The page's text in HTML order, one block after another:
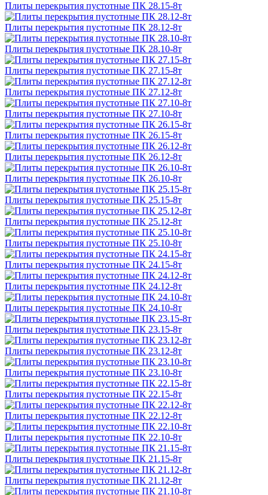
Плиты перекрытия пустотные ПК 28.15-8т
Плиты перекрытия пустотные ПК 28.12-8т
Плиты перекрытия пустотные ПК 28.10-8т
Плиты перекрытия пустотные ПК 27.15-8т
Плиты перекрытия пустотные ПК 27.12-8т
Плиты перекрытия пустотные ПК 27.10-8т
Плиты перекрытия пустотные ПК 26.15-8т
Плиты перекрытия пустотные ПК 26.12-8т
Плиты перекрытия пустотные ПК 26.10-8т
Плиты перекрытия пустотные ПК 25.15-8т
Плиты перекрытия пустотные ПК 25.12-8т
Плиты перекрытия пустотные ПК 25.10-8т
Плиты перекрытия пустотные ПК 24.15-8т
Плиты перекрытия пустотные ПК 24.12-8т
Плиты перекрытия пустотные ПК 24.10-8т
Плиты перекрытия пустотные ПК 23.15-8т
Плиты перекрытия пустотные ПК 23.12-8т
Плиты перекрытия пустотные ПК 23.10-8т
Плиты перекрытия пустотные ПК 22.15-8т
Плиты перекрытия пустотные ПК 22.12-8т
Плиты перекрытия пустотные ПК 22.10-8т
Плиты перекрытия пустотные ПК 21.15-8т
Плиты перекрытия пустотные ПК 21.12-8т